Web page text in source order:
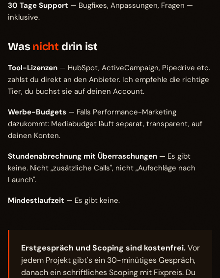
30 Tage Support — Bugfixes, Anpassungen, Fragen —
inklusive.
Wasnicht drin ist
Tool-Lizenzen — HubSpot, ActiveCampaign, Pipedrive etc.
zahlst du direkt an den Anbieter. Ich empfehle die richtige
Tier, du buchst sie auf deinen Account.
Werbe-Budgets — Falls Performance-Marketing
dazukommt: Mediabudget läuft separat, transparent, auf
deinen Konten.
Stundenabrechnung mit Überraschungen — Es gibt
keine. Nicht „zusätzliche Calls", nicht „Aufschläge nach
Launch".
Mindestlaufzeit — Es gibt keine.
Erstgespräch und Scoping sind kostenfrei.Vor
jedem Projekt gibt's ein 30-minütiges Gespräch,
danach ein schriftliches Scoping mit Fixpreis. Du